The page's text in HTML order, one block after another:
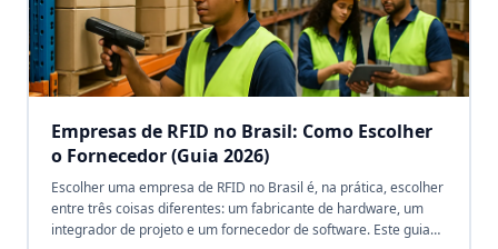
Empresas de RFID no Brasil: Como Escolher
o Fornecedor (Guia 2026)
Escolher uma empresa de RFID no Brasil é, na prática, escolher
entre três coisas diferentes: um fabricante de hardware, um
integrador de projeto e um fornecedor de software. Este guia